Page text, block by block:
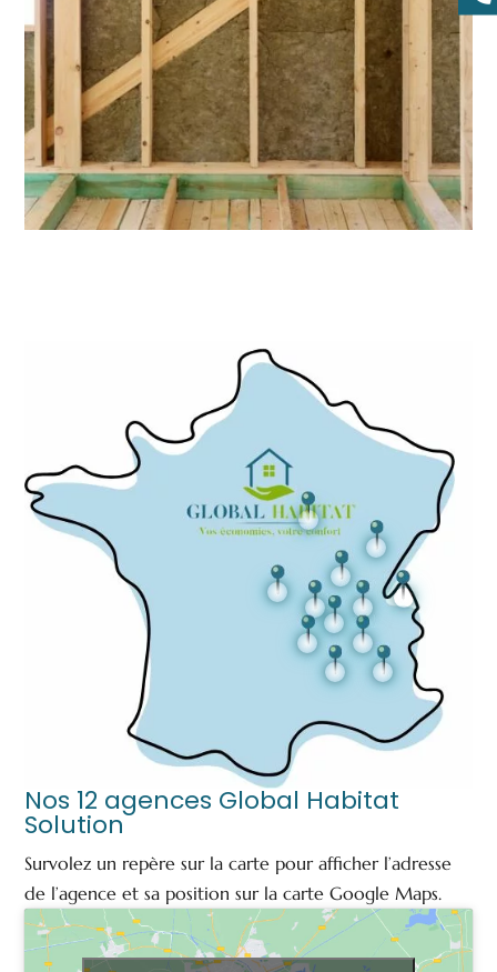
Nos 12 agences Global Habitat
Solution
Survolez un repère sur la carte pour afficher l’adresse
de l’agence et sa position sur la carte Google Maps.